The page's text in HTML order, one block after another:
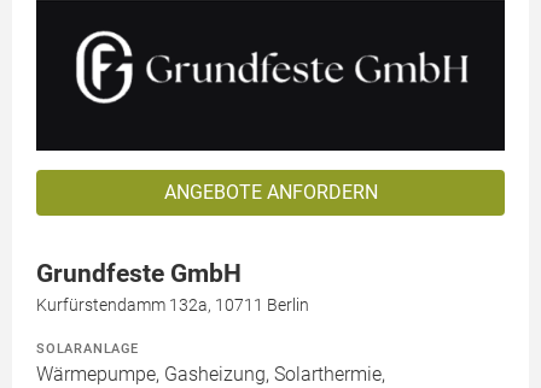
ANGEBOTE ANFORDERN
Grundfeste GmbH
Kurfürstendamm 132a, 10711 Berlin
SOLARANLAGE
Wärmepumpe, Gasheizung, Solarthermie,